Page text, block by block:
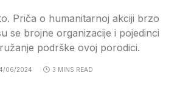
Priča o humanitarnoj akciji brzo
se brojne organizacije i pojedinci
podrške ovoj porodici.
06/2024 3 MINS READ